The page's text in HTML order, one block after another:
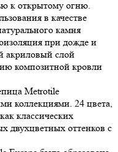
к открытому огню.
в качестве
камня
при дожде и
акриловый слой
композитной кровли
Metrotile
коллекциями. 24 цвета,
классических
двухцветных оттенков с